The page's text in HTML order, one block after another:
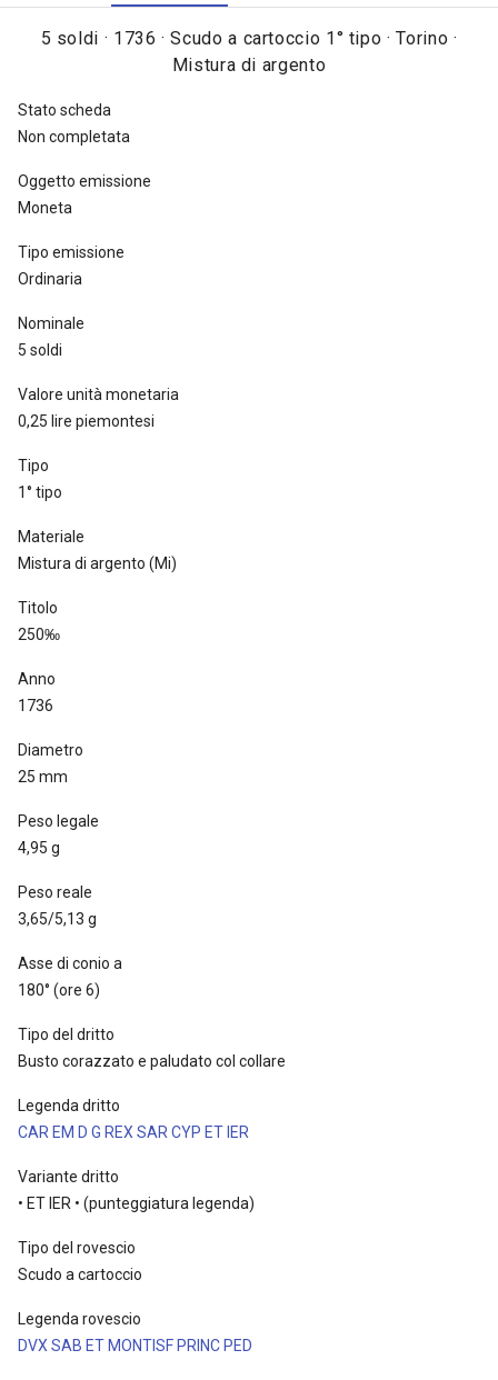
1734, 8.000.000 tra il 1735 e il 1737, 2.400.000 nel 1738 e
2.760.000 nel 1739 [ Traina 1967, tav. LXXIX, nota sotto il n. 138 ]. In
totale l'emissione fu di marchi 523.646 e dal 1735 al 1755 furono
1756 [Simonetti II, p. 203, nota 21
5 soldi · 1736 · Scudo a cartoccio 1° tipo · Torino ·
Mistura di argento
Stato scheda
Non completata
Oggetto emissione
Moneta
Tipo emissione
Ordinaria
Nominale
5 soldi
Valore unità monetaria
0,25 lire piemontesi
Tipo
1° tipo
Materiale
Mistura di argento (Mi)
Titolo
250‰
Anno
1736
Diametro
25 mm
Peso legale
4,95 g
Peso reale
3,65/5,13 g
Asse di conio a
180° (ore 6)
Tipo del dritto
Busto corazzato e paludato col collare
Legenda dritto
CAR EM D G REX SAR CYP ET IER
Variante dritto
• ET IER • (punteggiatura legenda)
Tipo del rovescio
Scudo a cartoccio
Legenda rovescio
DVX SAB ET MONTISF PRINC PED